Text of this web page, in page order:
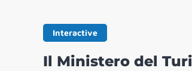
Interactive
Il Ministero del